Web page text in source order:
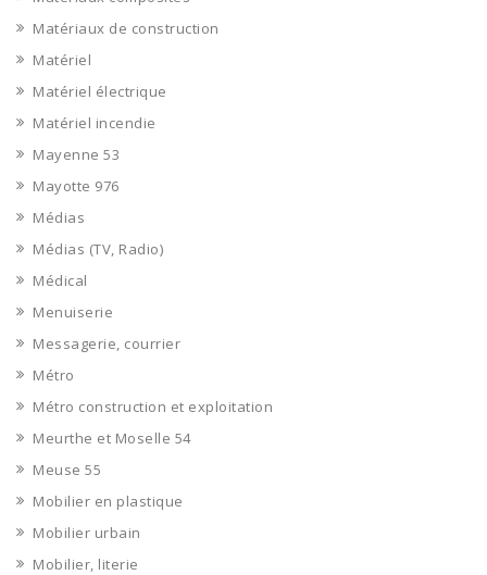
Matériaux de construction
Matériel
Matériel électrique
Matériel incendie
Mayenne 53
Mayotte 976
Médias
Médias (TV, Radio)
Médical
Menuiserie
Messagerie, courrier
Métro
Métro construction et exploitation
Meurthe et Moselle 54
Meuse 55
Mobilier en plastique
Mobilier urbain
Mobilier, literie